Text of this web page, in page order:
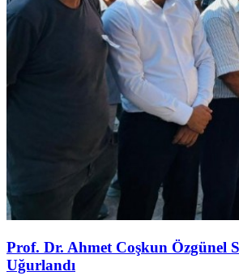
Prof. Dr. Ahmet Coşkun Özgünel
Uğurlandı